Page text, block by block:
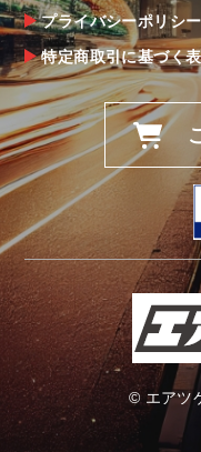
プライバシーポリシー
特定商取引に基づく
© エアツ